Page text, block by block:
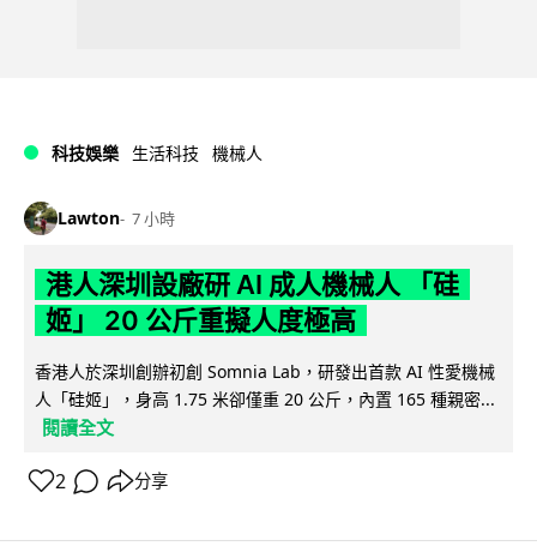
科技娛樂 生活科技 機械人
Lawton 7 小時
港人深圳設廠研 AI 成人機械人 「硅
姬」 20 公斤重擬人度極高
香港人於深圳創辦初創 Somnia Lab，研發出首款 AI 性愛機械
人「硅姬」，身高 1.75 米卻僅重 20 公斤，內置 165 種親密...
閱讀全文
2 分享